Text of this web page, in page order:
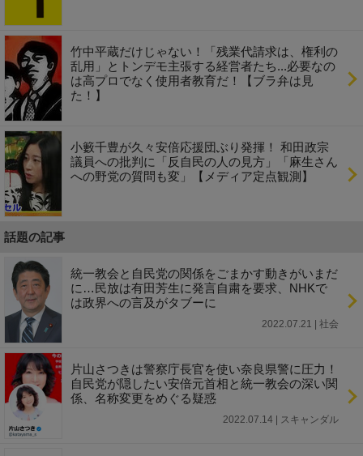
竹中平蔵だけじゃない！「残業代請求は、権利の
乱用」とトンデモ主張する経営者たち...必要なの
は高プロでなく使用者教育だ！【ブラ弁は見
た！】
小籔千豊が久々安倍応援団ぶり発揮！ 和田政宗
議員への批判に「反自民の人の見方」「麻生さん
への野党の質問も変」【メディア定点観測】
話題の記事
統一教会と自民党の関係をごまかす動きがいまだ
に…民放は有田芳生に発言自粛を要求、NHKで
は政界への言及がタブーに
2022.07.21 | 社会
片山さつきは警察庁長官を使い奈良県警に圧力！
自民党が隠したい安倍元首相と統一教会の深い関
係、名称変更をめぐる疑惑
2022.07.14 | スキャンダル